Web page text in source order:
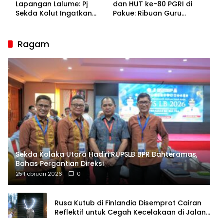
Lapangan Lalume: Pj
Sekda Kolut Ingatkan
dan HUT ke-80 PGRI di
Pakue: Ribuan Guru
Ragam
Sekda Kolaka Utara Hadiri RUPSLB BPR Bahteramas,
Bahas Pergantian Direksi
25 Februari 2026 0
Rusa Kutub di Finlandia Disemprot Cairan
Reflektif untuk Cegah Kecelakaan di Jalan